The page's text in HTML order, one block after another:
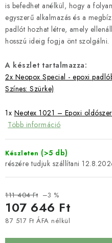
is befedhet anélkül, hogy a
egyszerű alkalmazás és a
padlót hozhat létre, amely
hosszú ideig fogja önt szolgálni.
A készlet tartalmazza:
2x Neopox Special - epoxi
Színes: Szürke)
1x Neotex 1021 – Epoxi
Több információ
Készleten (>5 db)
111 404 Ft –3 %
107 646 Ft
87 517 Ft ÁFA nélkül